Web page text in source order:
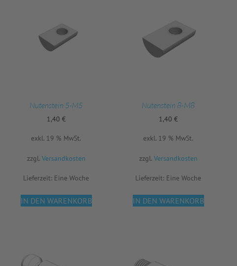
Nutenstein 5-M5
1,40 €
exkl. 19 % MwSt.
zzgl. Versandkosten
Lieferzeit: Eine Woche
IN DEN WARENKORB
Nutenstein 8-M8
1,40 €
exkl. 19 % MwSt.
zzgl. Versandkosten
Lieferzeit: Eine Woche
IN DEN WARENKORB